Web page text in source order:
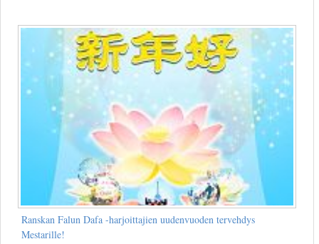
Ranskan Falun Dafa -harjoittajien uudenvuoden tervehdys
Mestarille!